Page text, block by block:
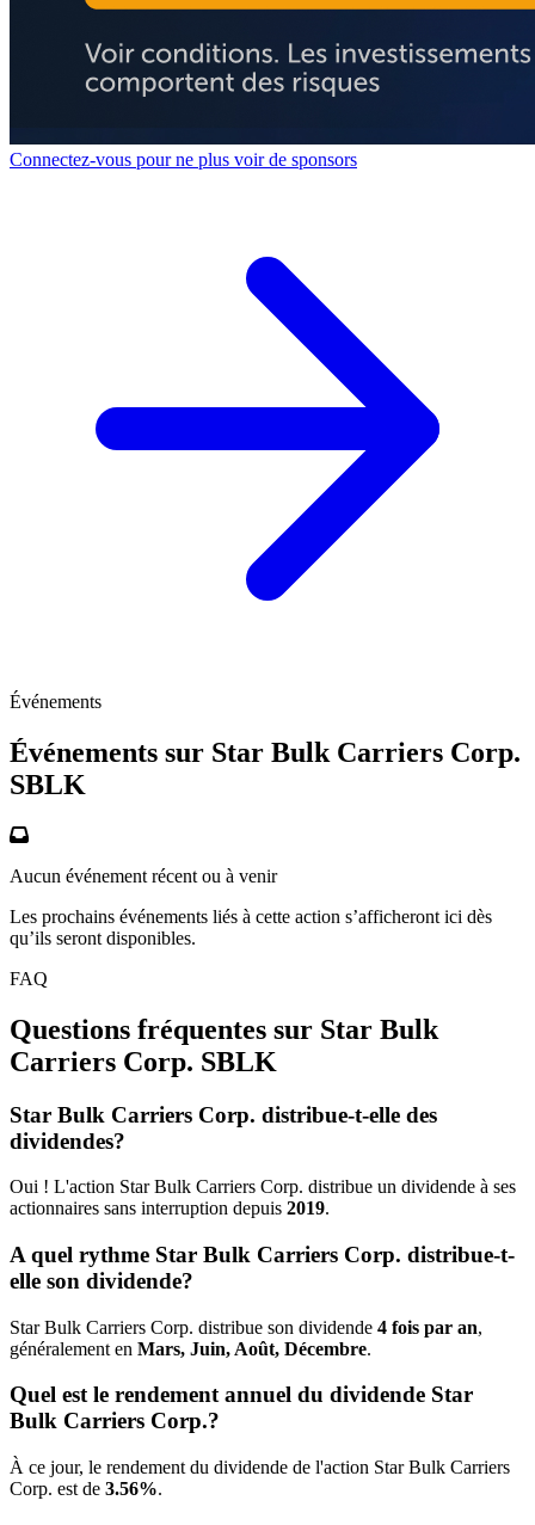
Connectez-vous pour ne plus voir de sponsors
Événements
Événements sur Star Bulk Carriers Corp.
SBLK
Aucun événement récent ou à venir
Les prochains événements liés à cette action s’afficheront ici dès
qu’ils seront disponibles.
FAQ
Questions fréquentes sur Star Bulk
Carriers Corp. SBLK
Star Bulk Carriers Corp. distribue-t-elle des
dividendes?
Oui ! L'action Star Bulk Carriers Corp. distribue un dividende à ses
actionnaires sans interruption depuis 2019.
A quel rythme Star Bulk Carriers Corp. distribue-t-
elle son dividende?
Star Bulk Carriers Corp. distribue son dividende 4 fois par an,
généralement en Mars, Juin, Août, Décembre.
Quel est le rendement annuel du dividende Star
Bulk Carriers Corp.?
À ce jour, le rendement du dividende de l'action Star Bulk Carriers
Corp. est de 3.56%.